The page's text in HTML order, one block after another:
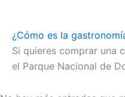
¿Cómo es la
Si quieres comprar una
el Parque Nacional de